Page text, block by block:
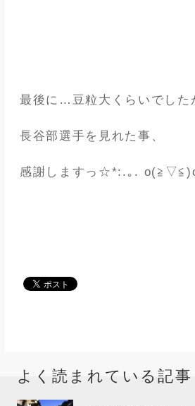
最後に…豆粒大くらいでした
長谷部選手を見れた事、
感謝しますっ☆*:.｡.
よく読まれている記事